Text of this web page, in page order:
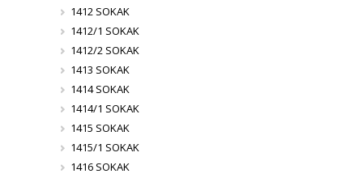
1412 SOKAK
1412/1 SOKAK
1412/2 SOKAK
1413 SOKAK
1414 SOKAK
1414/1 SOKAK
1415 SOKAK
1415/1 SOKAK
1416 SOKAK